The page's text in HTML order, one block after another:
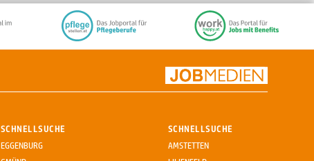
SCHNELLSUCHE
EGGENBURG
SCHNELLSUCHE
AMSTETTEN